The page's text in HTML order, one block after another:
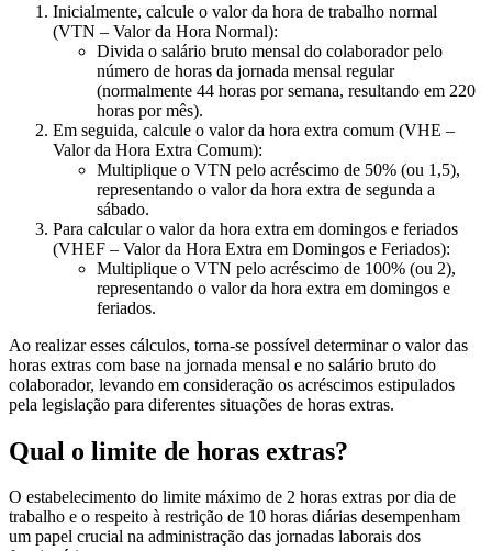
Inicialmente, calcule o valor da hora de trabalho normal
(VTN – Valor da Hora Normal):
Divida o salário bruto mensal do colaborador pelo
número de horas da jornada mensal regular
(normalmente 44 horas por semana, resultando em 220
horas por mês).
Em seguida, calcule o valor da hora extra comum (VHE –
Valor da Hora Extra Comum):
Multiplique o VTN pelo acréscimo de 50% (ou 1,5),
representando o valor da hora extra de segunda a
sábado.
Para calcular o valor da hora extra em domingos e feriados
(VHEF – Valor da Hora Extra em Domingos e Feriados):
Multiplique o VTN pelo acréscimo de 100% (ou 2),
representando o valor da hora extra em domingos e
feriados.
Ao realizar esses cálculos, torna-se possível determinar o valor das
horas extras com base na jornada mensal e no salário bruto do
colaborador, levando em consideração os acréscimos estipulados
pela legislação para diferentes situações de horas extras.
Qual o limite de horas extras?
O estabelecimento do limite máximo de 2 horas extras por dia de
trabalho e o respeito à restrição de 10 horas diárias desempenham
um papel crucial na administração das jornadas laborais dos